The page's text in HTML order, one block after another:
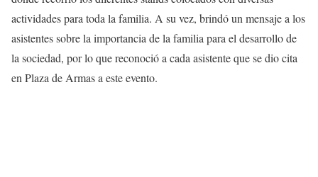
actividades para toda la familia. A su vez, brindó un mensaje a los
asistentes sobre la importancia de la familia para el desarrollo de
la sociedad, por lo que reconoció a cada asistente que se dio cita
en Plaza de Armas a este evento.